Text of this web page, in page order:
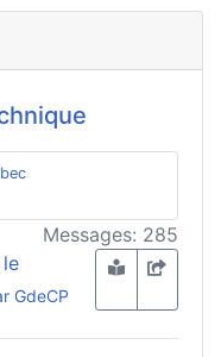
Messages: 285
GdeCP